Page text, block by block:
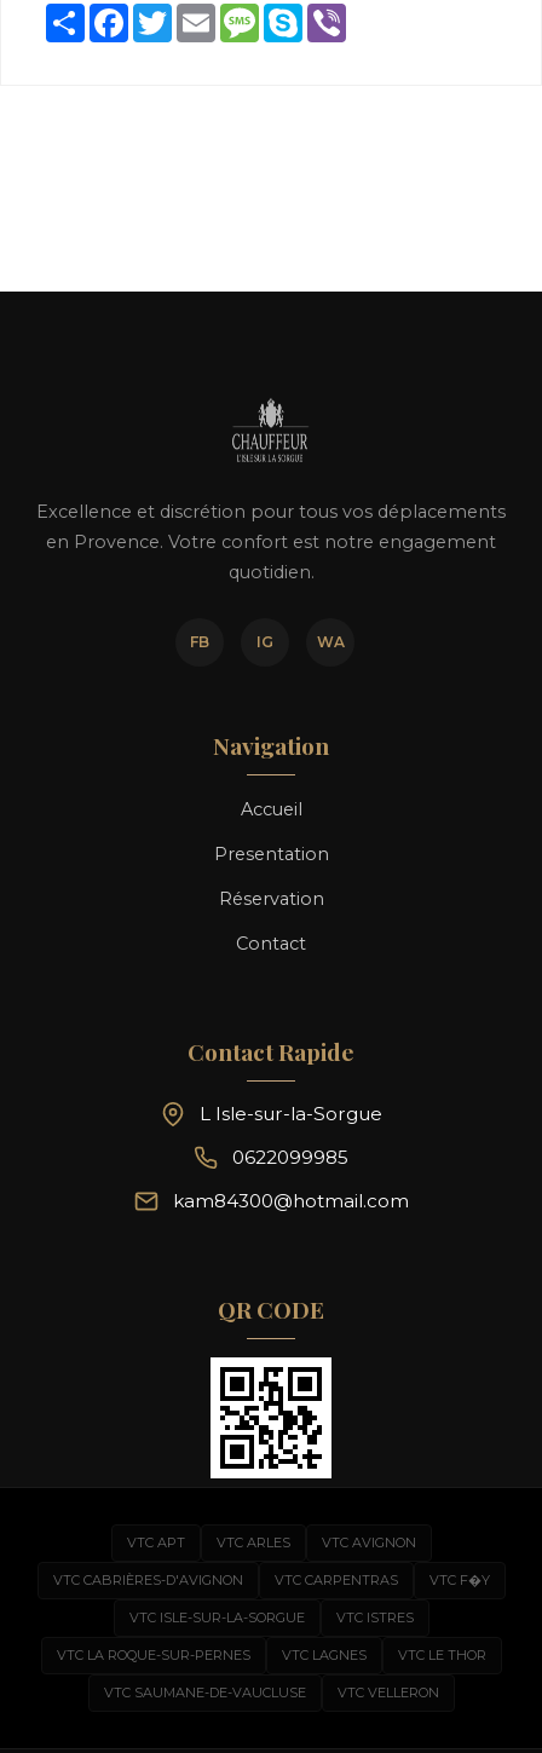
ShareFacebook
TwitterEmailMessage
Skype
Excellence et discrétion pour tous vos déplacements
en Provence. Votre confort est notre engagement
quotidien.
FB IG WA
Navigation
Accueil
Presentation
Réservation
Contact
Contact Rapide
L Isle-sur-la-Sorgue
0622099985
kam84300@hotmail.com
QR CODE
VTC APT VTC ARLES VTC AVIGNON
VTC CABRIÈRES-D'AVIGNON VTC CARPENTRAS VTC F�Y
VTC ISLE-SUR-LA-SORGUE VTC ISTRES
VTC LA ROQUE-SUR-PERNES VTC LAGNES VTC LE THOR
VTC SAUMANE-DE-VAUCLUSE VTC VELLERON